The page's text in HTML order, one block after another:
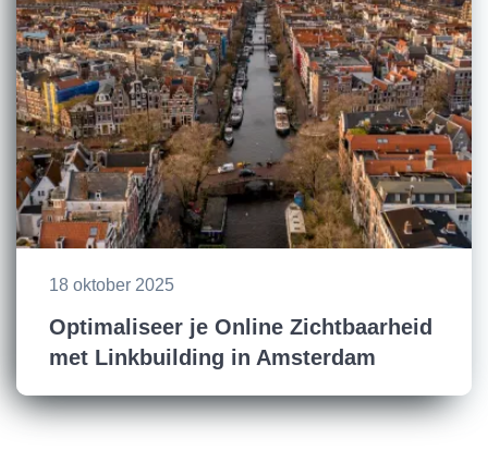
18 oktober 2025
Optimaliseer je Online Zichtbaarheid
met Linkbuilding in Amsterdam